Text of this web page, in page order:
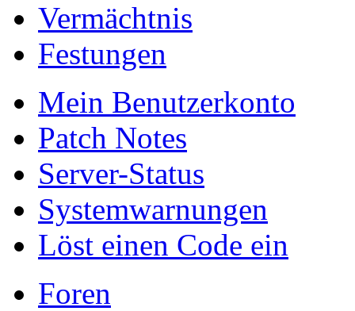
Vermächtnis
Festungen
Mein Benutzerkonto
Patch Notes
Server-Status
Systemwarnungen
Löst einen Code ein
Foren